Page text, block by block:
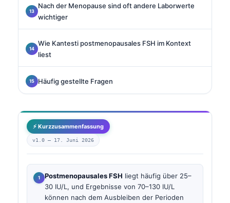
Nach der Menopause sind oft andere Laborwerte
wichtiger
Wie Kantesti postmenopausales FSH im Kontext
liest
Häufig gestellte Fragen
⚡ Kurzzusammenfassung
v1.0 — 17. Juni 2026
Postmenopausales FSH liegt häufig über 25–
30 IU/L, und Ergebnisse von 70–130 IU/L
können nach dem Ausbleiben der Perioden